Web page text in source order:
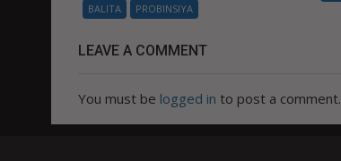
BALITA PROBINSIYA
LEAVE A COMMENT
You must be logged in to post a comment.